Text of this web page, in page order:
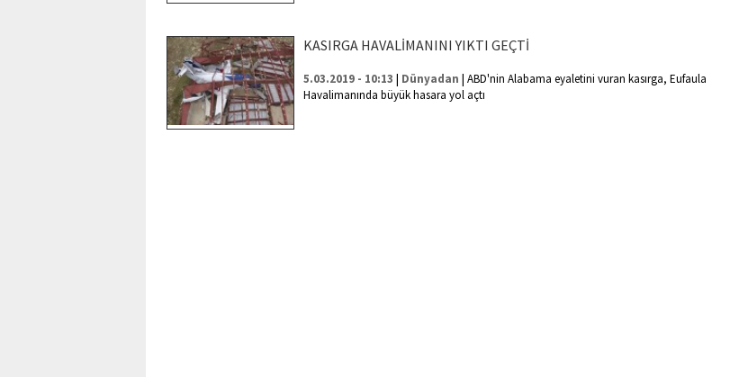
KASIRGA HAVALİMANINI YIKTI GEÇTİ
5.03.2019 - 10:13 | Dünyadan | ABD'nin Alabama eyaletini vuran kasırga, Eufaula
Havalimanında büyük hasara yol açtı